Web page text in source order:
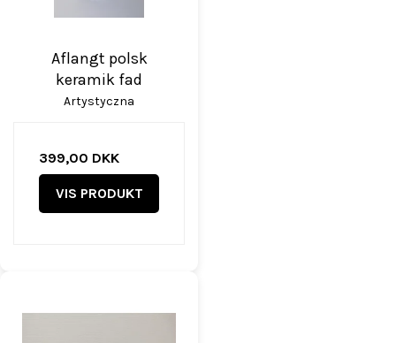
Aflangt polsk
keramik fad
Artystyczna
399,00 DKK
VIS PRODUKT